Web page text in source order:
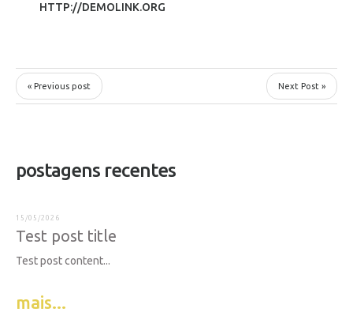
HTTP://DEMOLINK.ORG
« Previous post Next Post »
postagens recentes
15/05/2026
Test post title
Test post content...
mais...